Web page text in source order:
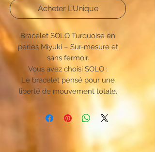
Acheter L'Unique
Bracelet SOLO Turquoise en
perles Miyuki – Sur-mesure et
sans fermoir.
Vous avez choisi SOLO :
Le bracelet pensé pour une
liberté de mouvement totale.
Oubliez les attaches complexes,
cette création unique s'enfile en
un instant. Pensé pour un confort
absolu, il épouse parfaitement
votre poignet et se fait oublier